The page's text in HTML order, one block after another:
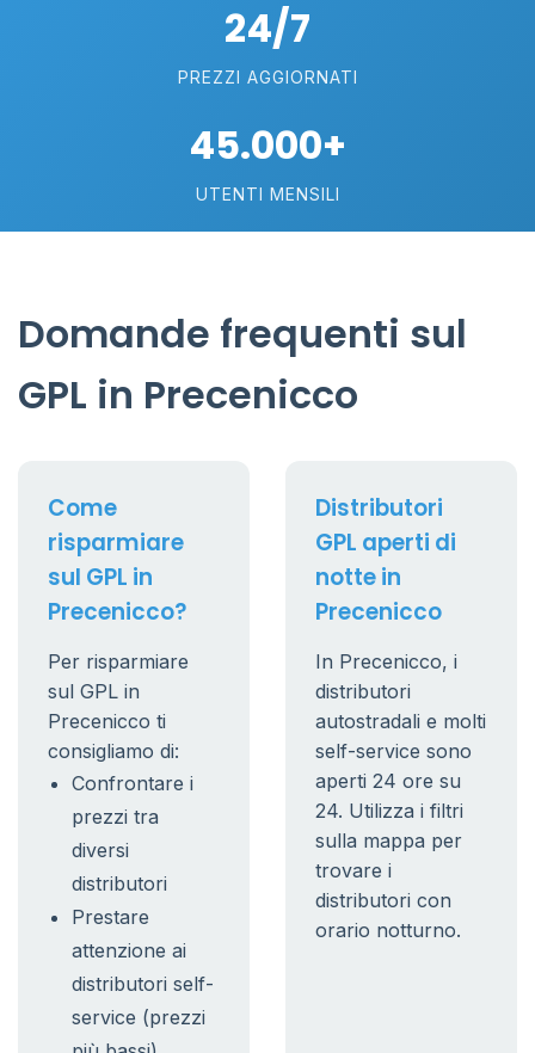
24/7
PREZZI AGGIORNATI
45.000+
UTENTI MENSILI
Domande frequenti sul
GPL in Precenicco
Come
risparmiare
sul GPL in
Precenicco?
Per risparmiare
sul GPL in
Precenicco ti
consigliamo di:
Confrontare i
prezzi tra
diversi
distributori
Prestare
attenzione ai
distributori self-
service (prezzi
Distributori
GPL aperti di
notte in
Precenicco
In Precenicco, i
distributori
autostradali e molti
self-service sono
aperti 24 ore su
24. Utilizza i filtri
sulla mappa per
trovare i
distributori con
orario notturno.